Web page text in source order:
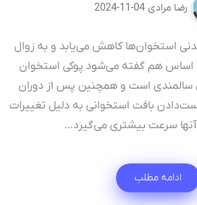
رضا مرادی 2024-11-04
استخوان‌ها کاهش‌ می‌یابد و به زوال
اساس هم گفته می‌شود پوکی استخوان
سالمندی است و همچنین پس از دوران
بافت استخوانی به دلیل تغییرات
سرعت بیشتری می‌گیرد…
ادامه مطلب